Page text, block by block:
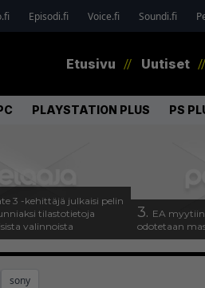
Episodi.fi Voice.fi Soundi.fi
Etusivu Uutiset
PLAYSTATION PLUS PS
3 -kehittäjä julkaisi pelin
tilastotietoja
valinnoista
3. EA
odotetaan
sony